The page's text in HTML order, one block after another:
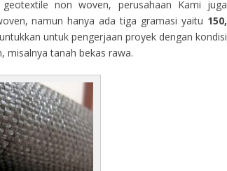
non woven, perusahaan Kami juga
namun hanya ada tiga gramasi yaitu 150,
untuk pengerjaan proyek dengan kondisi
misalnya tanah bekas rawa.